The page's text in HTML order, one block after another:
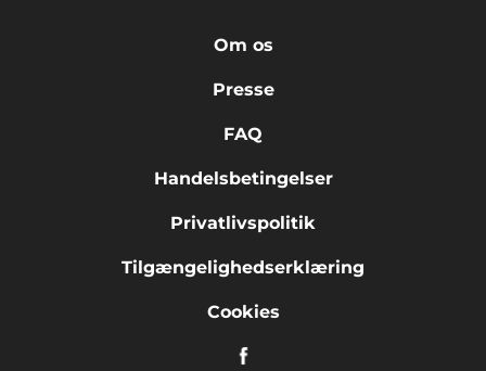
Om os
Presse
FAQ
Handelsbetingelser
Privatlivspolitik
Tilgængelighedserklæring
Cookies